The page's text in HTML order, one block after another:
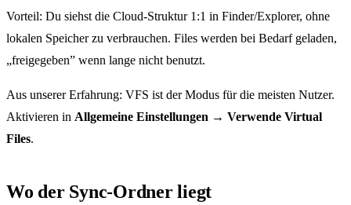
Vorteil: Du siehst die Cloud-Struktur 1:1 in Finder/Explorer, ohne
lokalen Speicher zu verbrauchen. Files werden bei Bedarf geladen,
„freigegeben” wenn lange nicht benutzt.
Aus unserer Erfahrung: VFS ist der Modus für die meisten Nutzer.
Aktivieren in Allgemeine Einstellungen → Verwende Virtual
Files.
Wo der Sync-Ordner liegt